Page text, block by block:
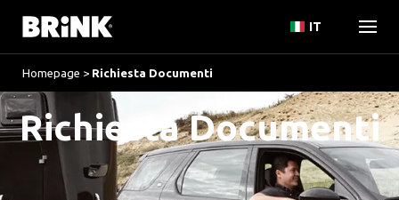
IT
Homepage > Richiesta Documenti
Richiesta Documenti